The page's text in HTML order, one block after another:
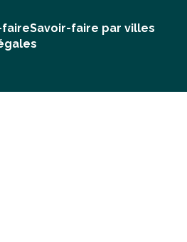
faireSavoir-faire par villes